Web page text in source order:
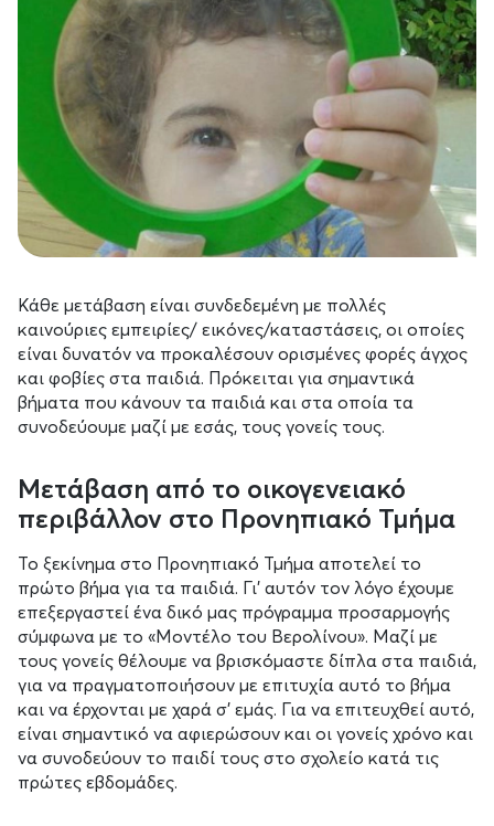
Κάθε μετάβαση είναι συνδεδεμένη με πολλές
καινούριες εμπειρίες/ εικόνες/καταστάσεις, οι οποίες
είναι δυνατόν να προκαλέσουν ορισμένες φορές άγχος
και φοβίες στα παιδιά. Πρόκειται για σημαντικά
βήματα που κάνουν τα παιδιά και στα οποία τα
συνοδεύουμε μαζί με εσάς, τους γονείς τους.
Μετάβαση από το οικογενειακό
περιβάλλον στο Προνηπιακό Τμήμα
Το ξεκίνημα στο Προνηπιακό Τμήμα αποτελεί το
πρώτο βήμα για τα παιδιά. Γι’ αυτόν τον λόγο έχουμε
επεξεργαστεί ένα δικό μας πρόγραμμα προσαρμογής
σύμφωνα με το «Μοντέλο του Βερολίνου». Μαζί με
τους γονείς θέλουμε να βρισκόμαστε δίπλα στα παιδιά,
για να πραγματοποιήσουν με επιτυχία αυτό το βήμα
και να έρχονται με χαρά σ’ εμάς. Για να επιτευχθεί αυτό,
είναι σημαντικό να αφιερώσουν και οι γονείς χρόνο και
να συνοδεύουν το παιδί τους στο σχολείο κατά τις
πρώτες εβδομάδες.